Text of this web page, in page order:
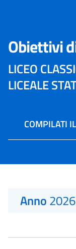
Obiettivi
LICEO
LICEALE
COMPILATI IL
Anno2026